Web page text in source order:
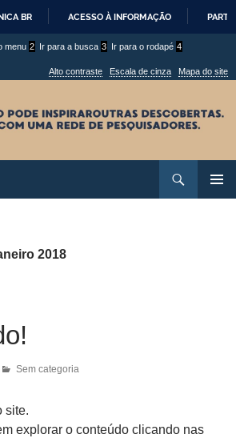
PARA
CONTEÚDO
BR ACESSO À INFORMAÇÃO
menu 2 Ir para a busca 3 Ir para o rodapé 4
Alto contraste Escala de cinza Mapa do site
2018
Sem categoria
site.
explorar o conteúdo clicando nas